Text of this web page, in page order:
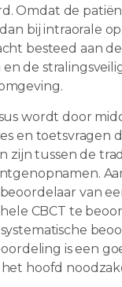
Omdat de
bij intraorale
besteed aan
de
wordt door
en toetsvragen
zijn tussen de
van
CBCT te
is een
hoofd